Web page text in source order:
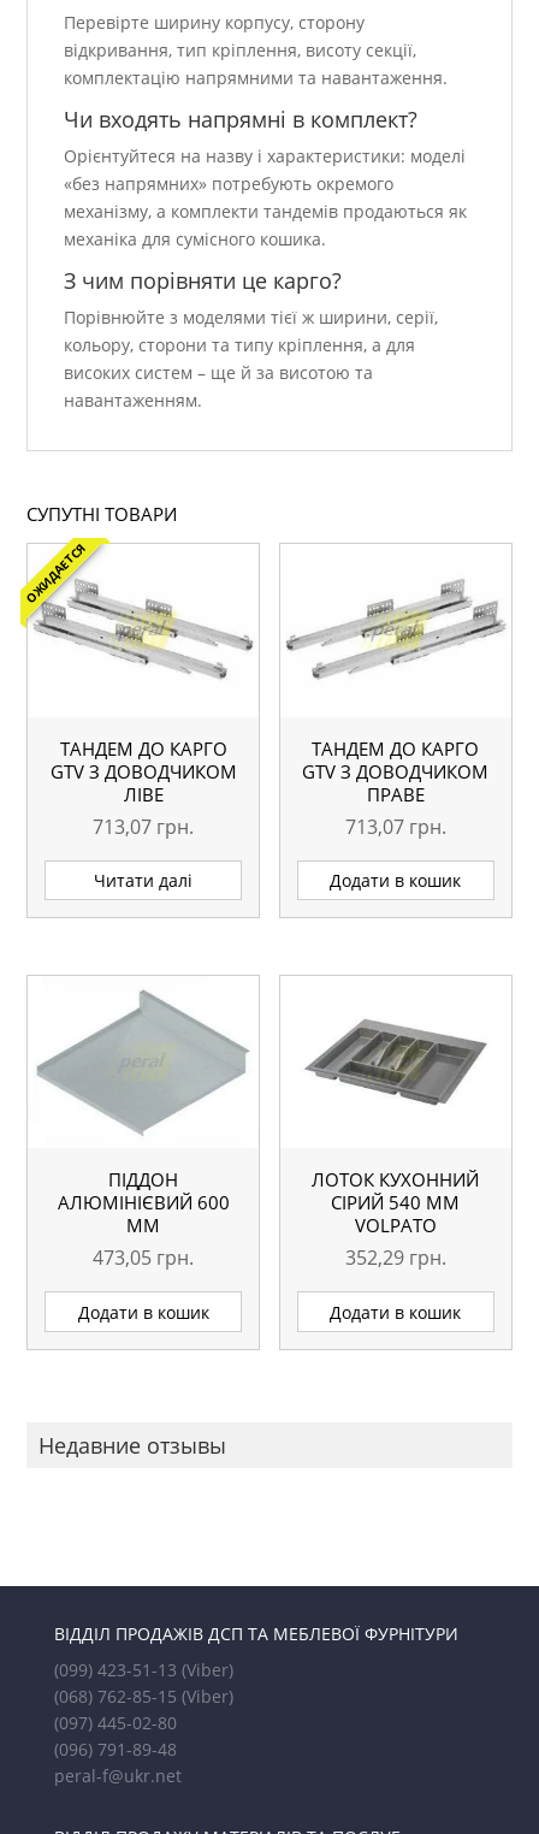
Перевірте ширину корпусу, сторону
відкривання, тип кріплення, висоту секції,
комплектацію напрямними та навантаження.
Чи входять напрямні в комплект?
Орієнтуйтеся на назву і характеристики: моделі
«без напрямних» потребують окремого
механізму, а комплекти тандемів продаються як
механіка для сумісного кошика.
З чим порівняти це карго?
Порівнюйте з моделями тієї ж ширини, серії,
кольору, сторони та типу кріплення, а для
високих систем – ще й за висотою та
навантаженням.
СУПУТНІ ТОВАРИ
ОЖИДАЕТСЯ
ТАНДЕМ ДО КАРГО
GTV З ДОВОДЧИКОМ
ЛІВЕ
713,07 грн.
Читати далі
ТАНДЕМ ДО КАРГО
GTV З ДОВОДЧИКОМ
ПРАВЕ
713,07 грн.
Додати в кошик
ПІДДОН
АЛЮМІНІЄВИЙ 600
ММ
473,05 грн.
Додати в кошик
ЛОТОК КУХОННИЙ
СІРИЙ 540 ММ
VOLPATO
352,29 грн.
Додати в кошик
Недавние отзывы
ВІДДІЛ ПРОДАЖІВ ДСП ТА МЕБЛЕВОЇ ФУРНІТУРИ
(099) 423-51-13 (Viber)
(068) 762-85-15 (Viber)
(097) 445-02-80
(096) 791-89-48
peral-f@ukr.net